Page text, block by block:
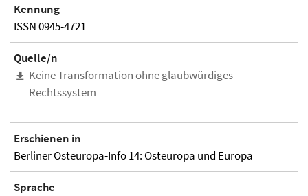
Kennung
ISSN 0945-4721
Quelle/n
Keine Transformation ohne glaubwürdiges
Rechtssystem
Erschienen in
Berliner Osteuropa-Info 14: Osteuropa und Europa
Sprache